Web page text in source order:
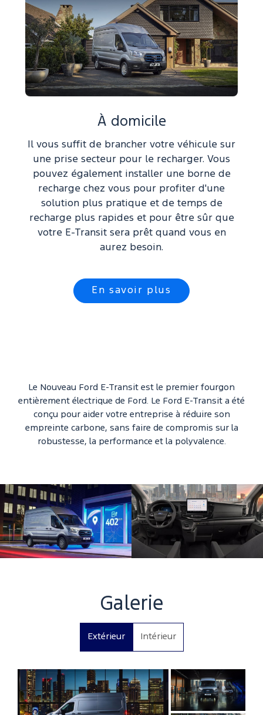
À domicile
Il vous suffit de brancher votre véhicule sur
une prise secteur pour le recharger. Vous
pouvez également installer une borne de
recharge chez vous pour profiter d'une
solution plus pratique et de temps de
recharge plus rapides et pour être sûr que
votre E-Transit sera prêt quand vous en
aurez besoin.
En savoir plus
Le Nouveau Ford E-Transit est le premier fourgon
entièrement électrique de Ford. Le Ford E-Transit a été
conçu pour aider votre entreprise à réduire son
empreinte carbone, sans faire de compromis sur la
robustesse, la performance et la polyvalence.
Galerie
Extérieur Intérieur